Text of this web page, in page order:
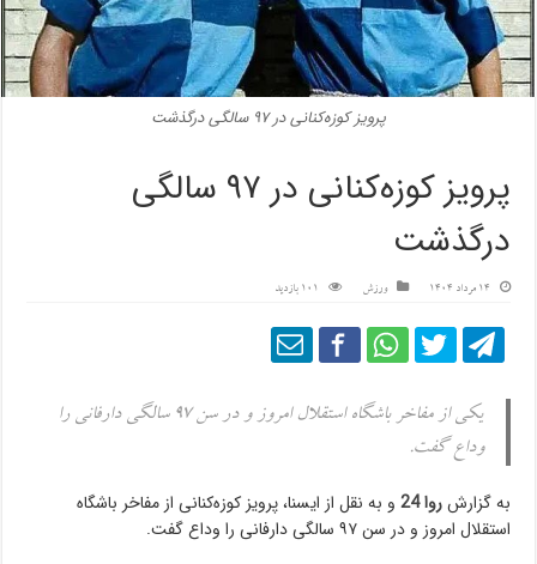
پرویز کوزه‌کنانی در ۹۷ سالگی درگذشت
پرویز کوزه‌کنانی در ۹۷ سالگی
درگذشت
14 مرداد 1404 ورزش 101 بازدید
یکی از مفاخر باشگاه استقلال امروز و در سن ۹۷ سالگی دارفانی را
وداع گفت.
به گزارشروا 24
و به نقل از ایسنا، پرویز کوزه‌کنانی از مفاخر باشگاه
استقلال امروز و در سن ۹۷ سالگی دارفانی را وداع گفت.